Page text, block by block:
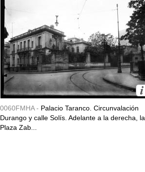
0060FMHA - Palacio Taranco. Circunvalación
Durango y calle Solís. Adelante a la derecha, la
Plaza Zab...